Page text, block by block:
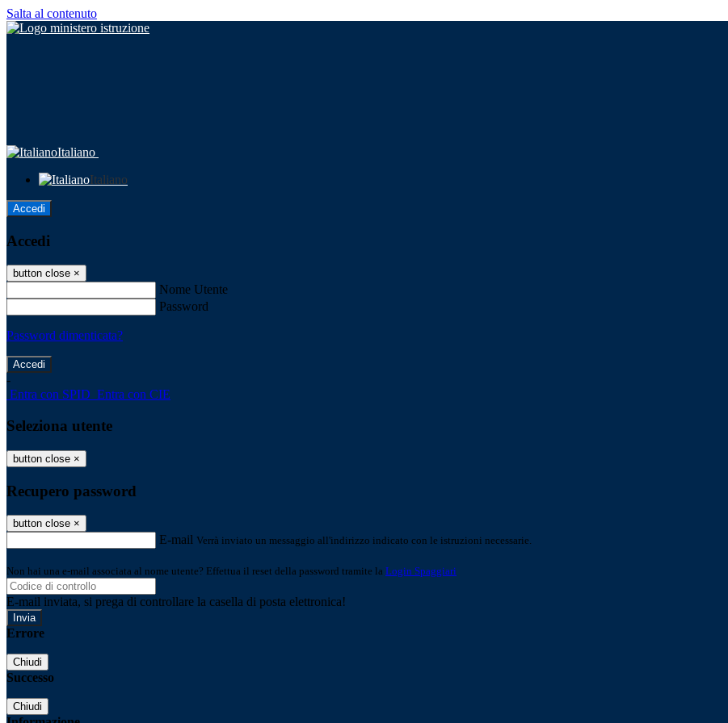
Salta al contenuto
Italiano
Italiano
Accedi
Accedi
button close ×
Nome Utente
Password
Password dimenticata?
-
Entra con SPID Entra con CIE
Seleziona utente
button close ×
Recupero password
button close ×
E-mail Verrà inviato un messaggio all'indirizzo indicato con le istruzioni necessarie.
Non hai una e-mail associata al nome utente? Effettua il reset della password tramite la Login Spaggiari
E-mail inviata, si prega di controllare la casella di posta elettronica!
Errore
Chiudi
Successo
Chiudi